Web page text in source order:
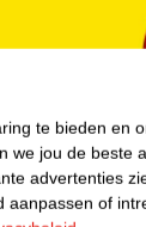
nu
te bieden en
we jou de beste
advertenties
aanpassen of